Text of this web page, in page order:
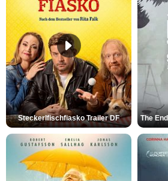
Steckerlfischfiasko Trailer DF